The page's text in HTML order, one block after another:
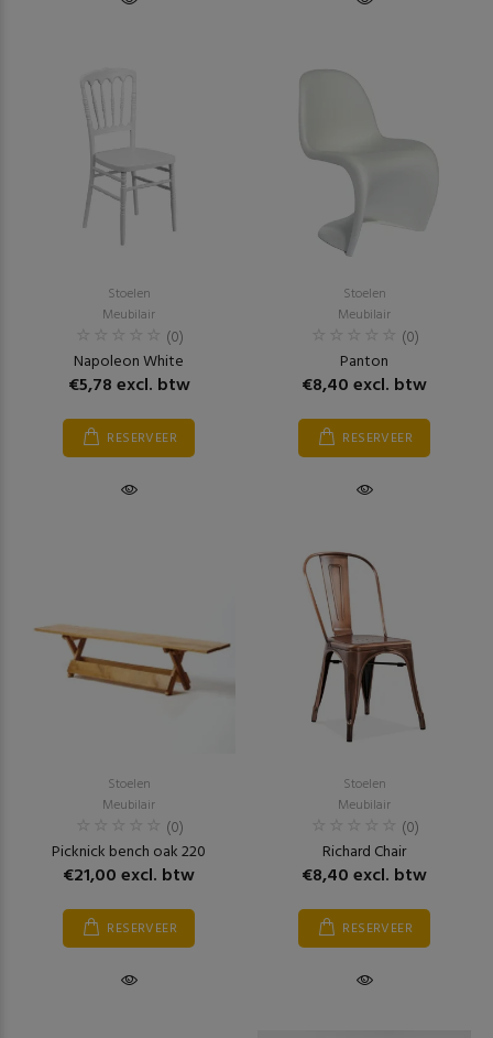
Stoelen
Meubilair
(0)
Napoleon White
€5,78 excl. btw
RESERVEER
Stoelen
Meubilair
(0)
Panton
€8,40 excl. btw
RESERVEER
Stoelen
Meubilair
(0)
Picknick bench oak 220
€21,00 excl. btw
RESERVEER
Stoelen
Meubilair
(0)
Richard Chair
€8,40 excl. btw
RESERVEER